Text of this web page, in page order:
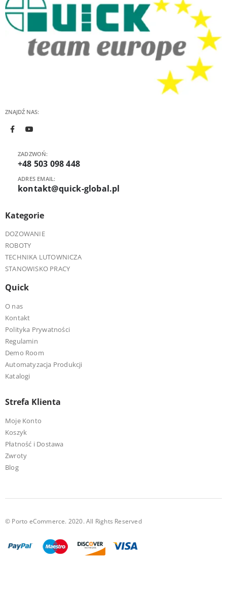
ZNAJDŹ NAS:
ZADZWOŃ:
+48 503 098 448
ADRES EMAIL:
kontakt@quick-global.pl
Kategorie
DOZOWANIE
ROBOTY
TECHNIKA LUTOWNICZA
STANOWISKO PRACY
Quick
O nas
Kontakt
Polityka Prywatności
Regulamin
Demo Room
Automatyzacja Produkcji
Katalogi
Strefa Klienta
Moje Konto
Koszyk
Płatność i Dostawa
Zwroty
Blog
© Porto eCommerce. 2020. All Rights Reserved